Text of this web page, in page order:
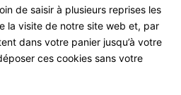
de saisir à plusieurs reprises les
la visite de notre site web et, par
dans votre panier jusqu’à votre
ces cookies sans votre